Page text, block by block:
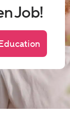
Job!